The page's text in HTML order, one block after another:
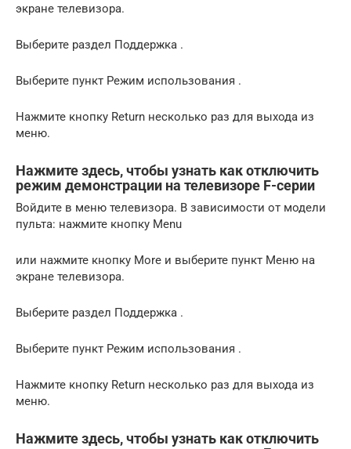
экране телевизора.
Выберите раздел Поддержка .
Выберите пункт Режим использования .
Нажмите кнопку Return несколько раз для выхода из
меню.
Нажмите здесь, чтобы узнать как отключить
режим демонстрации на телевизоре F-серии
Войдите в меню телевизора. В зависимости от модели
пульта: нажмите кнопку Menu
или нажмите кнопку More и выберите пункт Меню на
экране телевизора.
Выберите раздел Поддержка .
Выберите пункт Режим использования .
Нажмите кнопку Return несколько раз для выхода из
меню.
Нажмите здесь, чтобы узнать как отключить